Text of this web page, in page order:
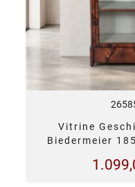
Vitrine
Biedermeier